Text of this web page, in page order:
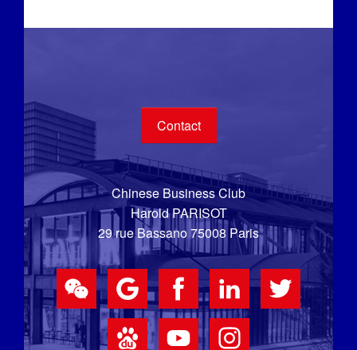
Contact
Chinese Business Club
Harold PARISOT
29 rue Bassano 75008 Paris